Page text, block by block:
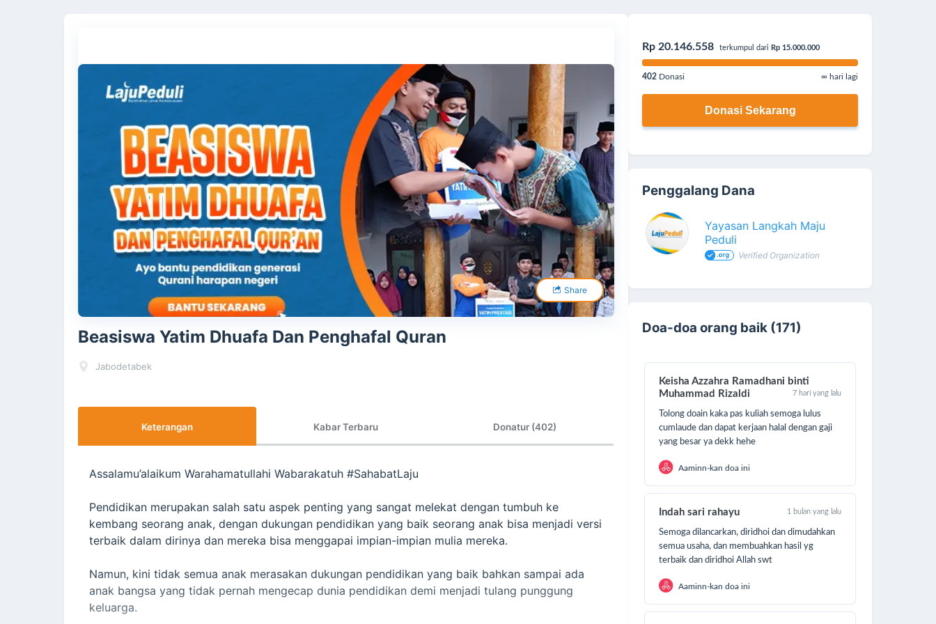
Share
Beasiswa Yatim Dhuafa Dan Penghafal Quran
Jabodetabek
Keterangan Kabar Terbaru Donatur (402)
Assalamu’alaikum Warahamatullahi Wabarakatuh #SahabatLaju
Pendidikan merupakan salah satu aspek penting yang sangat melekat dengan tumbuh ke
kembang seorang anak, dengan dukungan pendidikan yang baik seorang anak bisa menjadi versi
terbaik dalam dirinya dan mereka bisa menggapai impian-impian mulia mereka.
Namun, kini tidak semua anak merasakan dukungan pendidikan yang baik bahkan sampai ada
anak bangsa yang tidak pernah mengecap dunia pendidikan demi menjadi tulang punggung
keluarga.
Rp 20.146.558 terkumpul dari Rp 15.000.000
402 Donasi ∞ hari lagi
Donasi Sekarang
Penggalang Dana
Yayasan Langkah Maju
Peduli
Verified Organization
Doa-doa orang baik (171)
Keisha Azzahra Ramadhani binti
Muhammad Rizaldi
7 hari yang lalu
Tolong doain kaka pas kuliah semoga lulus
cumlaude dan dapat kerjaan halal dengan gaji
yang besar ya dekk hehe
Aaminn-kan doa ini
Indah sari rahayu 1 bulan yang lalu
Semoga dilancarkan, diridhoi dan dimudahkan
semua usaha, dan membuahkan hasil yg
terbaik dan diridhoi Allah swt
Aaminn-kan doa ini